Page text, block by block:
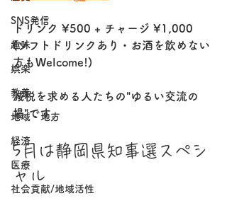
SNS発信
趣味
娯楽
教養
地域・地方
経済
医療
社会貢献/地域活性
ドリンク ¥500 + チャージ ¥1,000
(ソフトドリンクあり・お酒を飲めない
方もWelcome!)
減税を求める人たちの"ゆるい交流の
場"です。
5月は静岡県知事選スペシ
ャル